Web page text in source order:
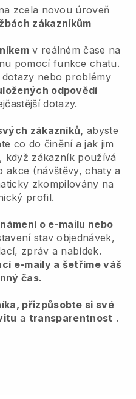
zcela novou úroveň
zákazníkům
v reálném čase na
pomocí funkce chatu.
nebo problémy
odpovědí
dotazy.
zákazníků, abyste
co do činění a jak jim
když zákazník používá
akce (návštěvy, chaty a
zkompilovány na
profil.
o e-mailu nebo
stav objednávek,
zpráv a nabídek.
e-maily a šetříme váš
čas.
přizpůsobte si své
a transparentnost .